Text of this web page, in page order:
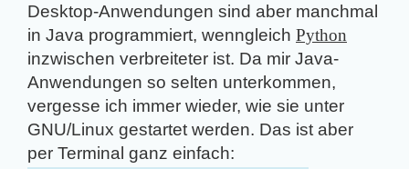
Desktop-Anwendungen sind aber manchmal
in Java programmiert, wenngleich Python
inzwischen verbreiteter ist. Da mir Java-
Anwendungen so selten unterkommen,
vergesse ich immer wieder, wie sie unter
GNU/Linux gestartet werden. Das ist aber
per Terminal ganz einfach: